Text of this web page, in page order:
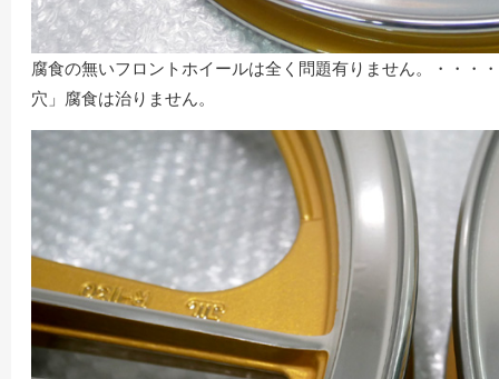
腐食の無いフロントホイールは全く問題有りません。・・・
穴」腐食は治りません。